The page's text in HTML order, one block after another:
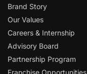
Brand Story
Our Values
Careers & Internship
Advisory Board
Partnership Program
Franchise Opportunities